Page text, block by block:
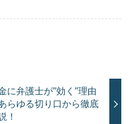
に弁護士が”効く”理由
らゆる切り口から徹底
！